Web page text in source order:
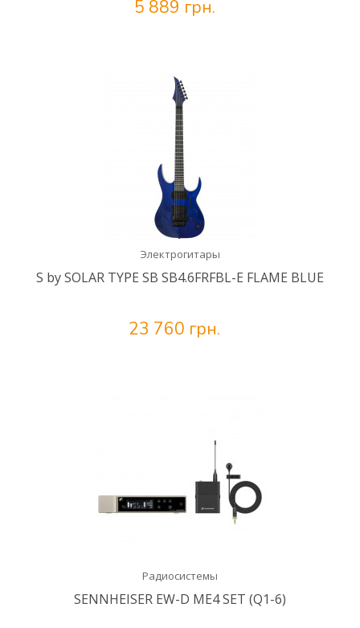
5 889 грн.
Электрогитары
S by SOLAR TYPE SB SB4.6FRFBL-E FLAME BLUE
23 760 грн.
Радиосистемы
SENNHEISER EW-D ME4 SET (Q1-6)